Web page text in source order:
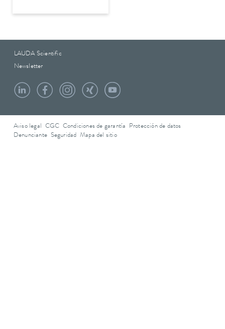
LAUDA Scientific
Newsletter
Aviso legal CGC Condiciones de garantía
Protección de datos
Denunciante Seguridad Mapa del sitio